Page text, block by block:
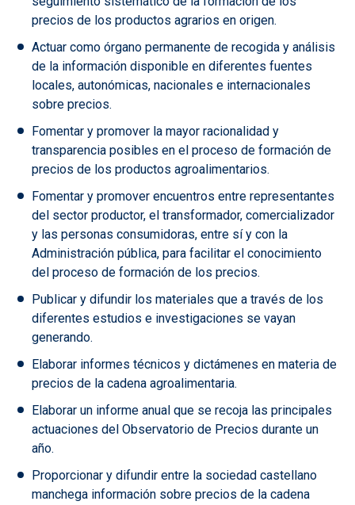
precios de los productos agrarios en origen.
Actuar como órgano permanente de recogida y análisis
de la información disponible en diferentes fuentes
locales, autonómicas, nacionales e internacionales
sobre precios.
Fomentar y promover la mayor racionalidad y
transparencia posibles en el proceso de formación de
precios de los productos agroalimentarios.
Fomentar y promover encuentros entre representantes
del sector productor, el transformador, comercializador
y las personas consumidoras, entre sí y con la
Administración pública, para facilitar el conocimiento
del proceso de formación de los precios.
Publicar y difundir los materiales que a través de los
diferentes estudios e investigaciones se vayan
generando.
Elaborar informes técnicos y dictámenes en materia de
precios de la cadena agroalimentaria.
Elaborar un informe anual que se recoja las principales
actuaciones del Observatorio de Precios durante un
año.
Proporcionar y difundir entre la sociedad castellano
manchega información sobre precios de la cadena